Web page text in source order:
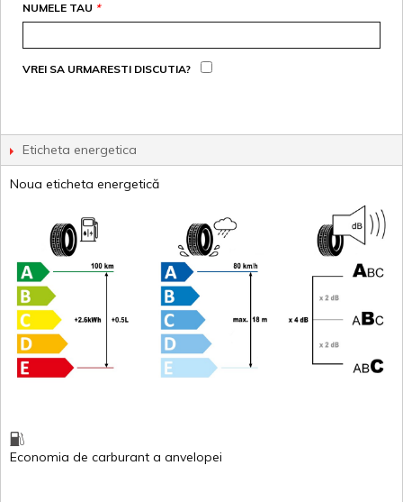
*
NUMELE TAU
VREI SA URMARESTI DISCUTIA?
Eticheta energetica
Noua eticheta energetică
Economia de carburant a anvelopei